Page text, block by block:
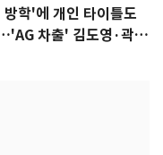
방학'에 개인 타이틀도
차출' 김도영·곽빈